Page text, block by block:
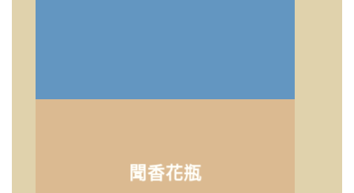
聞香花瓶